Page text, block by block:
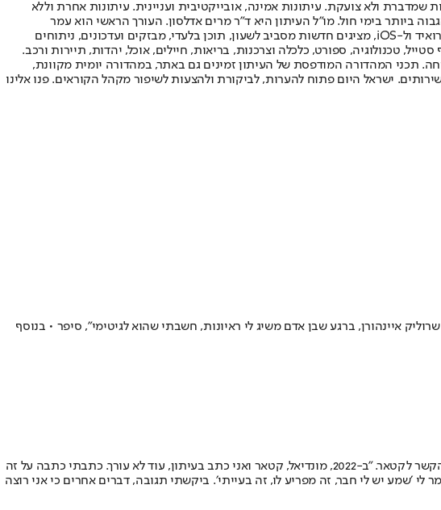
שמדברת ולא צועקת. עיתונות אמינה, אובייקטיבית ועניינית. עיתונות אחרת וללא
הישראלי בעל שיעור החשיפה הגבוה ביותר בימי חול. מו"ל העיתון היא ד"ר מרים אדלסון. העורך הראשי הוא עמר
לחמנוביץ, והעורך המייסד הוא עמוס רגב. אתרי האינטרנט של "ישראל היום" בעברית ובאנגלית, כמו כן היישומונים (אפליקציות) לאנדרואיד ול-iOS, מציגים חדשות מסביב לשעון, תוכן בלעדי, מבזקים ועדכונים, ניתוחים
טכנולוגיה, ספורט, כלכלה וצרכנות, בריאות, חיילים, אוכל, יהדות, תיירות ורכב.
תכני המהדורה המודפסת של העיתון זמינים גם באתר, במהדורה יומית מקוונת,
ישראל היום פתוח להערות, לביקורת ולהצעות לשיפור מקהל הקוראים. פנו אלינו
קטארגייט • הוא הכיר לי את שרוליק איינהורן, ברגע שבן אדם משיג לי ראיונות, חשבתי שהוא לגיטימי", סיפר • בנוסף
״אני עם טלפון של הבת של השכנים״ סיפר קליין, לאחר שמכשירי האישי נותר בידי המשטרה. קליין גולל בפני צמד המגישים את גלגול הקשר לקטאר. ״ב-2022, מונדיאל, קטאר ואני כתב בעיתון, עוד לא עורך. כתבתי כתבה על זה
׳שמע יש לי חבר, זה מפריע לו, זה בעייתי׳. ביקשתי תגובה, דברים אחרים כי אני רוצה